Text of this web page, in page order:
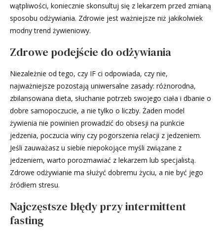
wątpliwości, koniecznie skonsultuj się z lekarzem przed zmianą
sposobu odżywiania. Zdrowie jest ważniejsze niż jakikolwiek
modny trend żywieniowy.
Zdrowe podejście do odżywiania
Niezależnie od tego, czy IF ci odpowiada, czy nie,
najważniejsze pozostają uniwersalne zasady: różnorodna,
zbilansowana dieta, słuchanie potrzeb swojego ciała i dbanie o
dobre samopoczucie, a nie tylko o liczby. Żaden model
żywienia nie powinien prowadzić do obsesji na punkcie
jedzenia, poczucia winy czy pogorszenia relacji z jedzeniem.
Jeśli zauważasz u siebie niepokojące myśli związane z
jedzeniem, warto porozmawiać z lekarzem lub specjalistą.
Zdrowe odżywianie ma służyć dobremu życiu, a nie być jego
źródłem stresu.
Najczęstsze błędy przy intermittent
fasting